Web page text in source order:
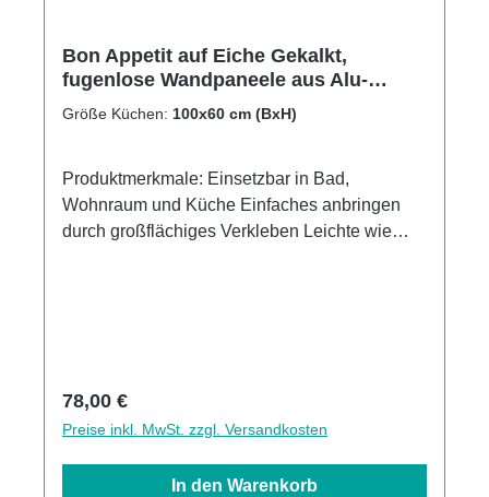
Bon Appetit auf Eiche Gekalkt,
fugenlose Wandpaneele aus Alu-
Verbund 3mm, Küchenrückwand
Größe Küchen: 100x60 cm (BxH)
Produktmerkmale: Einsetzbar in Bad,
Wohnraum und Küche Einfaches anbringen
durch großflächiges Verkleben Leichte wie
Regulärer Preis:
78,00 €
Preise inkl. MwSt. zzgl. Versandkosten
In den Warenkorb